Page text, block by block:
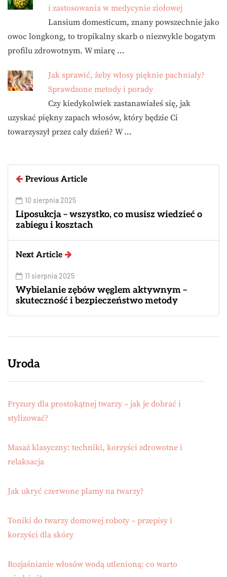
i zastosowania w medycynie ziołowej
Lansium domesticum, znany powszechnie jako
owoc longkong, to tropikalny skarb o niezwykle bogatym
profilu zdrowotnym. W miarę …
Jak sprawić, żeby włosy pięknie pachniały?
Sprawdzone metody i porady
Czy kiedykolwiek zastanawiałeś się, jak
uzyskać piękny zapach włosów, który będzie Ci
towarzyszył przez cały dzień? W …
Previous Article
10 sierpnia 2025
Liposukcja – wszystko, co musisz wiedzieć o
zabiegu i kosztach
Next Article
11 sierpnia 2025
Wybielanie zębów węglem aktywnym –
skuteczność i bezpieczeństwo metody
Uroda
Fryzury dla prostokątnej twarzy – jak je dobrać i
stylizować?
Masaż klasyczny: techniki, korzyści zdrowotne i
relaksacja
Jak ukryć czerwone plamy na twarzy?
Toniki do twarzy domowej roboty – przepisy i
korzyści dla skóry
Rozjaśnianie włosów wodą utlenioną: co warto